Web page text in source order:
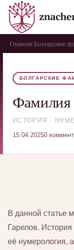
Главная Болгарские
БОЛГАРСКИЕ
Фамилия
ИСТОРИЯ ·
15.04.20250
В данной статье
Гарелов.
её нумерология,